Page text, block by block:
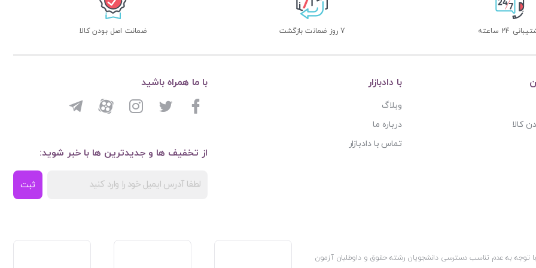
24 ساعته 7 روز ضمانت بازگشت ضمانت اصل بودن کالا
کالا
با دادبازار
وبلاگ
درباره ما
تماس با دادبازار
از تخفیف ها و جدیدترین ها با خبر شوید:
ثبت
با ما همراه باشید
توجه به عدم تناسب دسترسی دانشجویان رشته حقوق و داوطلبان آزمون